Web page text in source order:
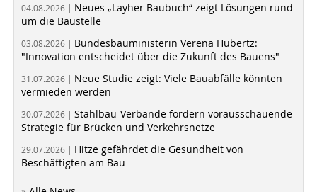
04.08.2026 | Neues „Layher Baubuch“ zeigt Lösungen rund
um die Baustelle
03.08.2026 | Bundesbauministerin Verena Hubertz:
"Innovation entscheidet über die Zukunft des Bauens"
31.07.2026 | Neue Studie zeigt: Viele Bauabfälle könnten
vermieden werden
30.07.2026 | Stahlbau-Verbände fordern vorausschauende
Strategie für Brücken und Verkehrsnetze
29.07.2026 | Hitze gefährdet die Gesundheit von
Beschäftigten am Bau